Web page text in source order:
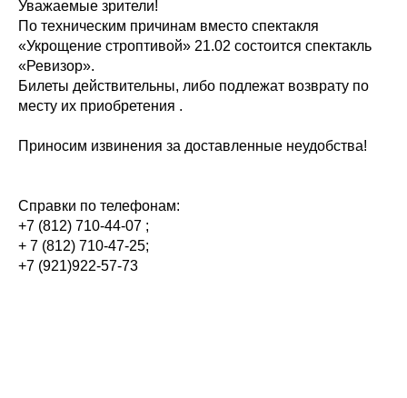
Уважаемые зрители!
По техническим причинам вместо спектакля
«Укрощение строптивой» 21.02 состоится спектакль
«Ревизор».
Билеты действительны, либо подлежат возврату по
месту их приобретения .
Приносим извинения за доставленные неудобства!
Справки по телефонам:
+7 (812) 710-44-07 ;
+ 7 (812) 710-47-25;
+7 (921)922-57-73